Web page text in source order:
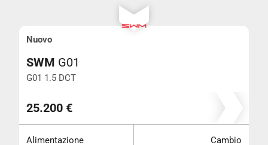
Nuovo
SWM G01
G01 1.5 DCT
25.200 €
Alimentazione
Cambio